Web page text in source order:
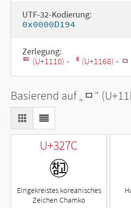
UTF-32-Kodierung:
0x0000D194
Zerlegung:
ᄐ (U+1110) - ᅨ (U+1168) - ᆷ
Basierend auf „ᆷ“
U+327C
㉼
Eingekreistes koreanisches
Zeichen Chamko